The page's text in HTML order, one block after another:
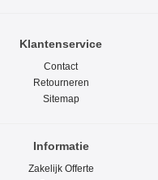
Klantenservice
Contact
Retourneren
Sitemap
Informatie
Zakelijk Offerte